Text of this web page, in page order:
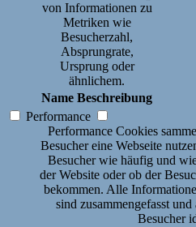
von Informationen zu
Metriken wie
Besucherzahl,
Absprungrate,
Ursprung oder
ähnlichem.
Name Beschreibung
Performance
Performance Cookies
Besucher eine Webseite
Besucher wie häufig und
der Website oder ob der
bekommen. Alle
sind zusammengefasst
Besucher